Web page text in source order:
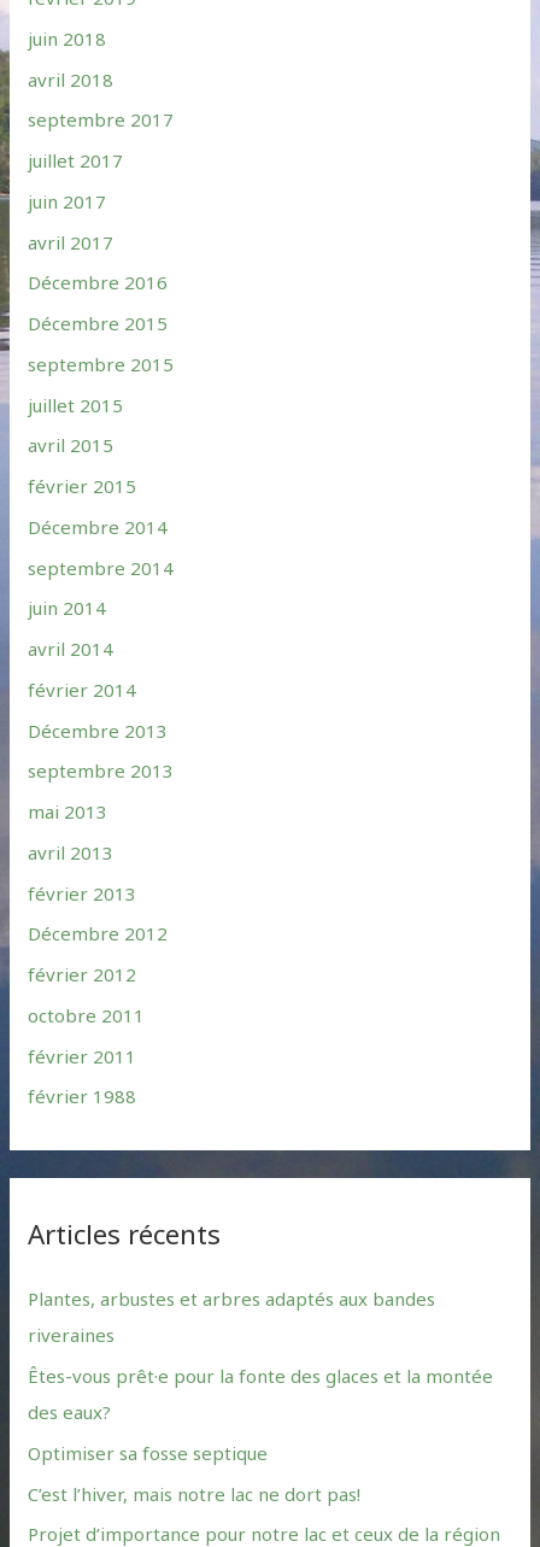
juin 2018
avril 2018
septembre 2017
juillet 2017
juin 2017
avril 2017
Décembre 2016
Décembre 2015
septembre 2015
juillet 2015
avril 2015
février 2015
Décembre 2014
septembre 2014
juin 2014
avril 2014
février 2014
Décembre 2013
septembre 2013
mai 2013
avril 2013
février 2013
Décembre 2012
février 2012
octobre 2011
février 2011
février 1988
Articles récents
Plantes, arbustes et arbres adaptés aux bandes
riveraines
Êtes-vous prêt·e pour la fonte des glaces et la montée
des eaux?
Optimiser sa fosse septique
C’est l’hiver, mais notre lac ne dort pas!
Projet d’importance pour notre lac et ceux de la région